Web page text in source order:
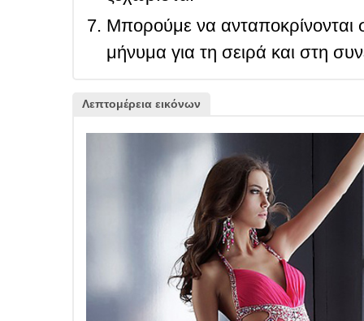
Μπορούμε να ανταποκρίνονται
μήνυμα για τη σειρά και στη
Λεπτομέρεια εικόνων